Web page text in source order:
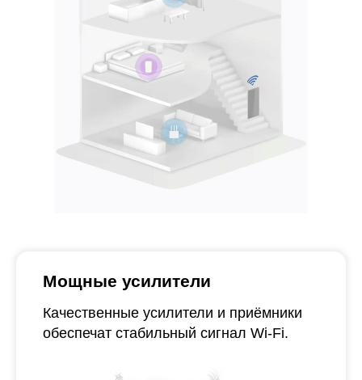
Мощные усилители
Качественные усилители и приёмники
обеспечат стабильный сигнал Wi‑Fi.